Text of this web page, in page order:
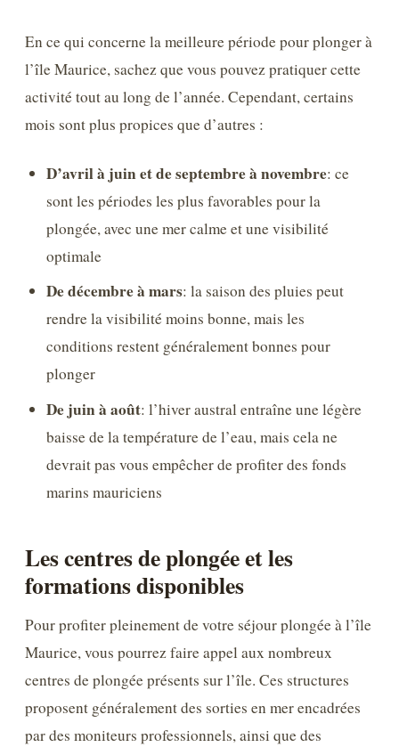
En ce qui concerne la meilleure période pour plonger à
l’île Maurice, sachez que vous pouvez pratiquer cette
activité tout au long de l’année. Cependant, certains
mois sont plus propices que d’autres :
D’avril à juin et de septembre à novembre: ce
sont les périodes les plus favorables pour la
plongée, avec une mer calme et une visibilité
optimale
De décembre à mars: la saison des pluies peut
rendre la visibilité moins bonne, mais les
conditions restent généralement bonnes pour
plonger
De juin à août: l’hiver austral entraîne une légère
baisse de la température de l’eau, mais cela ne
devrait pas vous empêcher de profiter des fonds
marins mauriciens
Les centres de plongée et les
formations disponibles
Pour profiter pleinement de votre séjour plongée à l’île
Maurice, vous pourrez faire appel aux nombreux
centres de plongée présents sur l’île. Ces structures
proposent généralement des sorties en mer encadrées
par des moniteurs professionnels, ainsi que des